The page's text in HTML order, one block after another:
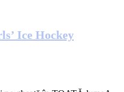
Ice Hockey